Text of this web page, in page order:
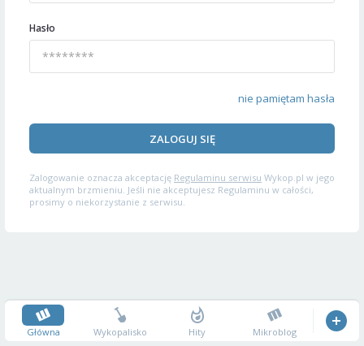
Hasło
nie pamiętam hasła
ZALOGUJ SIĘ
Zalogowanie oznacza akceptację Regulaminu serwisu Wykop.pl w jego
aktualnym brzmieniu. Jeśli nie akceptujesz Regulaminu w całości,
prosimy o niekorzystanie z serwisu.
Główna Wykopalisko Hity Mikroblog